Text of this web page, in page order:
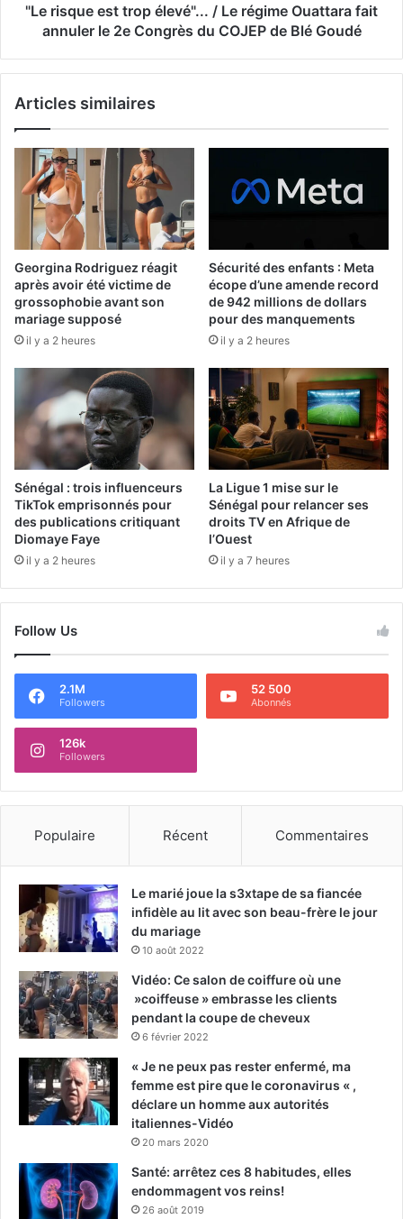
"Le risque est trop élevé"... / Le régime Ouattara fait
annuler le 2e Congrès du COJEP de Blé Goudé
Articles similaires
Georgina Rodriguez réagit
après avoir été victime de
grossophobie avant son
mariage supposé
il y a 2 heures
Sécurité des enfants : Meta
écope d’une amende record
de 942 millions de dollars
pour des manquements
il y a 2 heures
Sénégal : trois influenceurs
TikTok emprisonnés pour
des publications critiquant
Diomaye Faye
il y a 2 heures
La Ligue 1 mise sur le
Sénégal pour relancer ses
droits TV en Afrique de
l’Ouest
il y a 7 heures
Follow Us
2.1M
Followers
52 500
Abonnés
126k
Followers
Populaire Récent Commentaires
Le marié joue la s3xtape de sa fiancée
infidèle au lit avec son beau-frère le jour
du mariage
10 août 2022
Vidéo: Ce salon de coiffure où une
»coiffeuse » embrasse les clients
pendant la coupe de cheveux
6 février 2022
« Je ne peux pas rester enfermé, ma
femme est pire que le coronavirus « ,
déclare un homme aux autorités
italiennes-Vidéo
20 mars 2020
Santé: arrêtez ces 8 habitudes, elles
endommagent vos reins!
26 août 2019